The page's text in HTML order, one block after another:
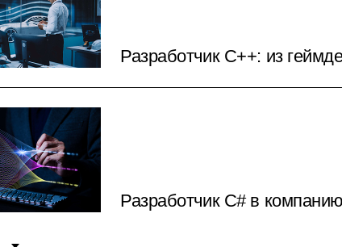
Разработчик С++: из
Разработчик C# в